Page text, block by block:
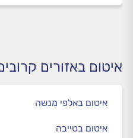
איטום באזורים
איטום באלפי מנשה
איטום בטייבה